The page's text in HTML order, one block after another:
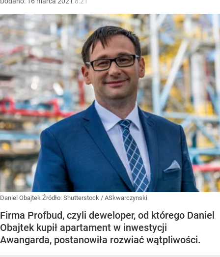
Daniel Obajtek Źródło: Shutterstock / ASkwarczynski
Firma Profbud, czyli deweloper, od którego Daniel
Obajtek kupił apartament w inwestycji
Awangarda, postanowiła rozwiać wątpliwości.